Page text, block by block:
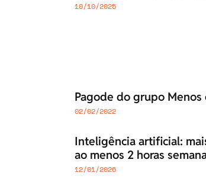
10/10/2025
Pagode do grupo
02/02/2022
Inteligência artificial:
ao menos 2 horas
12/01/2026